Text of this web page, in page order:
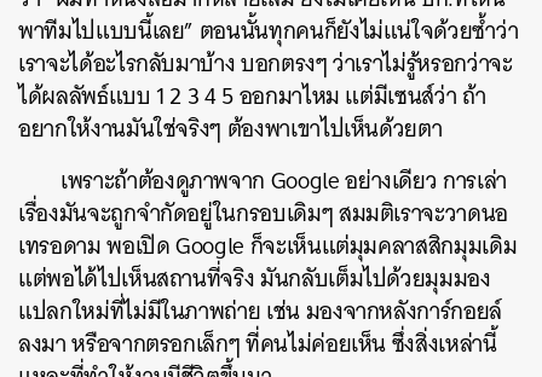
พาทีมไปแบบนี้เลย” ตอนนั้นทุกคนก็ยังไม่แน่ใจด้วยซ้ำว่า
เราจะได้อะไรกลับมาบ้าง บอกตรงๆ ว่าเราไม่รู้หรอกว่าจะ
ได้ผลลัพธ์แบบ 1 2 3 4 5 ออกมาไหม แต่มีเซนส์ว่า ถ้า
อยากให้งานมันใช่จริงๆ ต้องพาเขาไปเห็นด้วยตา
เพราะถ้าต้องดูภาพจาก Google อย่างเดียว การเล่า
เรื่องมันจะถูกจำกัดอยู่ในกรอบเดิมๆ สมมติเราจะวาดนอ
เทรอดาม พอเปิด Google ก็จะเห็นแต่มุมคลาสสิกมุมเดิม
แต่พอได้ไปเห็นสถานที่จริง มันกลับเต็มไปด้วยมุมมอง
แปลกใหม่ที่ไม่มีในภาพถ่าย เช่น มองจากหลังการ์กอยล์
ลงมา หรือจากตรอกเล็กๆ ที่คนไม่ค่อยเห็น ซึ่งสิ่งเหล่านี้
SHARE TWEET LINE EMAIL